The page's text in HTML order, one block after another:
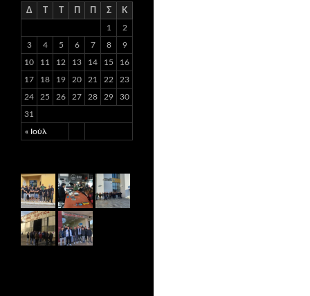
Δ Τ Τ Π Π Σ Κ
« Ιούλ
1 2
3 4 5 6 7 8 9
10 11 12 13 14 15 16
17 18 19 20 21 22 23
24 25 26 27 28 29 30
31